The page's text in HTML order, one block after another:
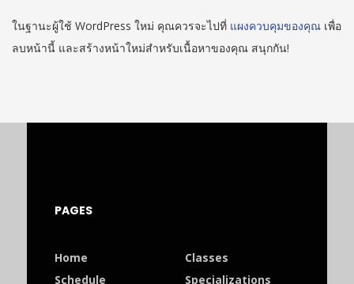
ในฐานะผู้ใช้ WordPress ใหม่ คุณควรจะไปที่ แผงควบคุมของคุณ เพื่อ
ลบหน้านี้ และสร้างหน้าใหม่สำหรับเนื้อหาของคุณ สนุกกัน!
PAGES
Home
Classes
Schedule
Specializations